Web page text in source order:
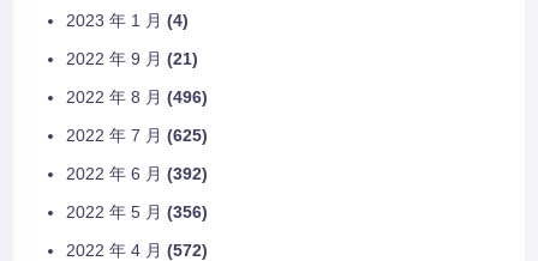
2023 年 1 月 (4)
2022 年 9 月 (21)
2022 年 8 月 (496)
2022 年 7 月 (625)
2022 年 6 月 (392)
2022 年 5 月 (356)
2022 年 4 月 (572)